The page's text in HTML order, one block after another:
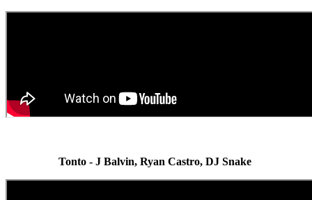
Tonto - J Balvin, Ryan Castro, DJ Snake